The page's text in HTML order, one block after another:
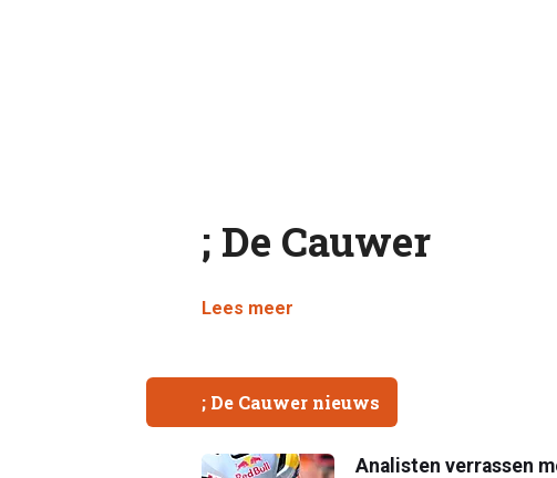
; De Cauwer
Lees meer
; De Cauwer nieuws
Analisten verrassen